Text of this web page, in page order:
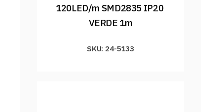
120LED/m SMD2835 IP20
VERDE 1m
SKU: 24-5133